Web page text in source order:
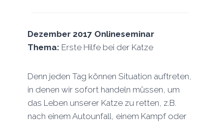
Dezember 2017 Onlineseminar
Thema: Erste Hilfe bei der Katze
Denn jeden Tag können Situation auftreten,
in denen wir sofort handeln müssen, um
das Leben unserer Katze zu retten, z.B.
nach einem Autounfall, einem Kampf oder